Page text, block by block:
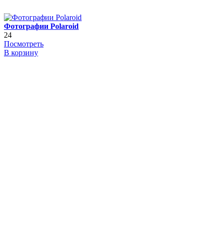
Фотографии Polaroid
24
Посмотреть
В корзину